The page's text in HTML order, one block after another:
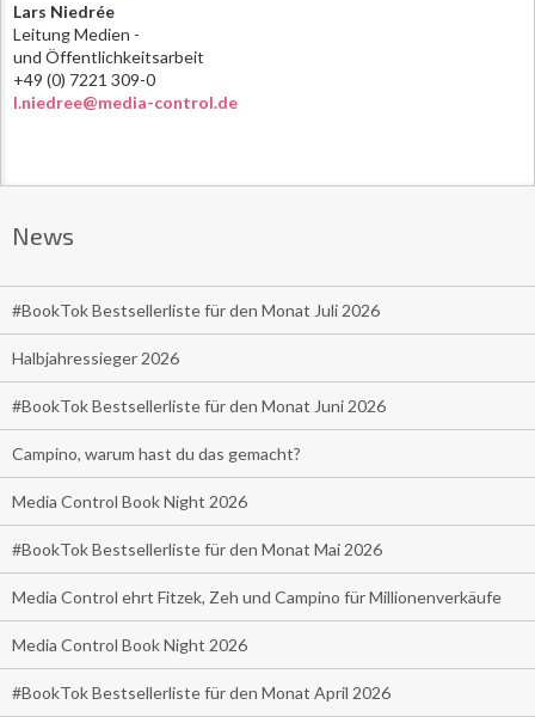
Lars Niedrée
Leitung Medien -
und Öffentlichkeitsarbeit
+49 (0) 7221 309-0
l.niedree@media-control.de
News
#BookTok Bestsellerliste für den Monat Juli 2026
Halbjahressieger 2026
#BookTok Bestsellerliste für den Monat Juni 2026
Campino, warum hast du das gemacht?
Media Control Book Night 2026
#BookTok Bestsellerliste für den Monat Mai 2026
Media Control ehrt Fitzek, Zeh und Campino für Millionenverkäufe
Media Control Book Night 2026
#BookTok Bestsellerliste für den Monat April 2026